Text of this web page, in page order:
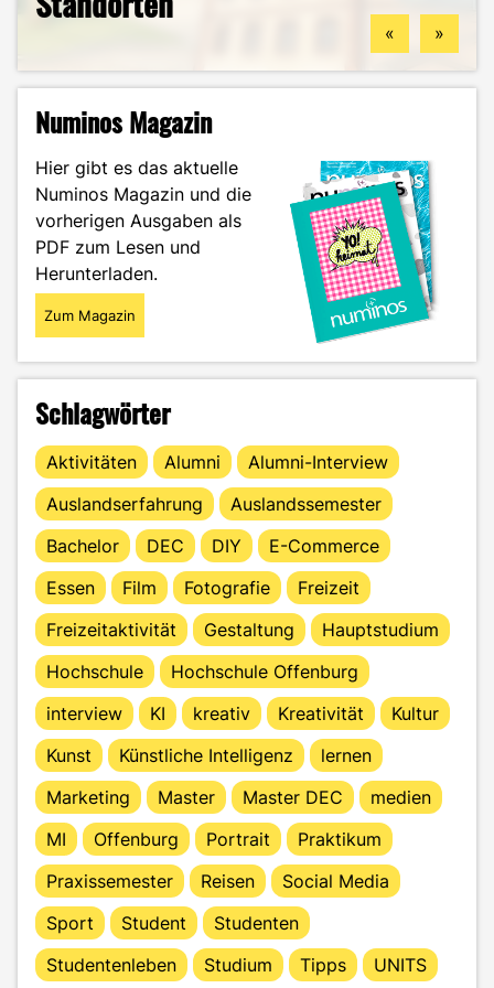
« »
Numinos Magazin
Hier gibt es das aktuelle
Numinos Magazin und die
vorherigen Ausgaben als
PDF zum Lesen und
Herunterladen.
Zum Magazin
Schlagwörter
Aktivitäten Alumni
Alumni-Interview
Auslandserfahrung
Auslandssemester
Bachelor
DEC DIY
E-Commerce
Essen
Film Fotografie
Freizeit
Freizeitaktivität
Gestaltung
Hauptstudium
Hochschule
Hochschule Offenburg
interview
KI kreativ Kreativität
Kultur
Kunst
Künstliche Intelligenz
lernen
Marketing
Master Master DEC
medien
MI
Offenburg Portrait
Praktikum
Praxissemester
Reisen
Social Media
Sport
Student
Studenten
Studentenleben
Studium Tipps UNITS